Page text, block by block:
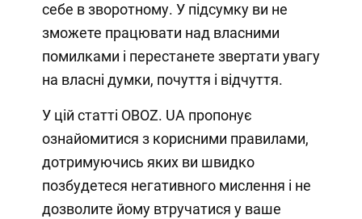
себе в зворотному. У підсумку ви не
зможете працювати над власними
помилками і перестанете звертати увагу
на власні думки, почуття і відчуття.
У цій статті OBOZ. UA пропонує
ознайомитися з корисними правилами,
дотримуючись яких ви швидко
позбудетеся негативного мислення і не
дозволите йому втручатися у ваше